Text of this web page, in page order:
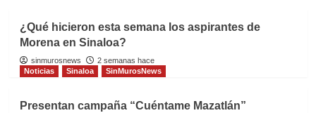
¿Qué hicieron esta semana los aspirantes de
Morena en Sinaloa?
sinmurosnews
2 semanas hace
Noticias
Sinaloa SinMurosNews
Presentan campaña “Cuéntame Mazatlán”